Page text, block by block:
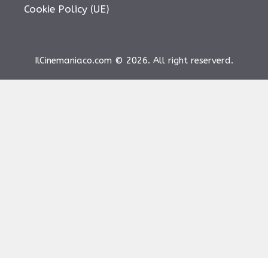
Cookie Policy (UE)
IlCinemaniaco.com © 2026. All right reserverd.